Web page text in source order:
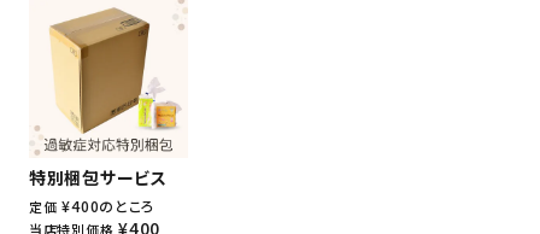
特別梱包サービス
定価 ¥400のところ
当店特別価格 ¥400